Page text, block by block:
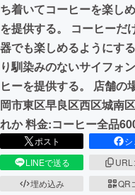
まちづくり・
CAMPFIRE for
CAMPFIREふる
ち着いてコーヒーを楽し
を提供する。 コーヒーだ
器でも楽しめるようにす
り馴染みのないサイフォ
ヒーを提供する。 店舗の
岡市東区早良区西区城南
れか 料金:コーヒー全品
ポスト
LINEで送る
URL
埋め込み
QR